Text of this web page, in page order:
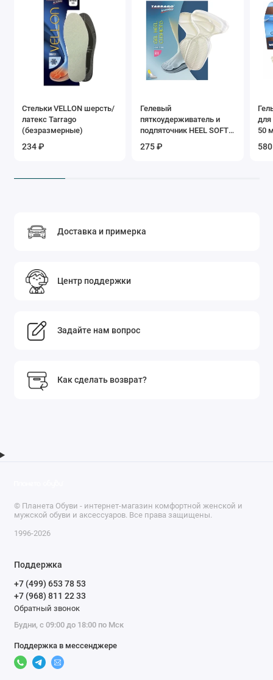
Стельки VELLON шерсть/
латекс Tarrago
(безразмерные)
234 ₽
Гелевый
пяткоудерживатель и
подпяточник HEEL SOFT
GEL Tarrago
275 ₽
50
Доставка и примерка
Центр поддержки
Задайте нам вопрос
Как сделать возврат?
© Планета Обуви - интернет-магазин комфортной женской и
мужской обуви и аксессуаров. Все права защищены.
1996-2026
Поддержка
+7 (499) 653 78 53
+7 (968) 811 22 33
Обратный звонок
Будни, с 09:00 до 18:00 по Мск
Поддержка в мессенджере